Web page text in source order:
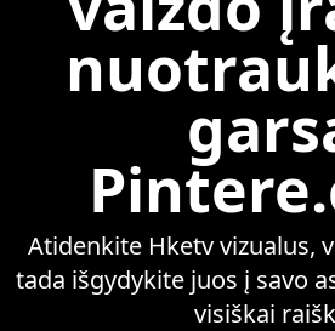
Atidenkite Hketv vizualus,
tada išgydykite juos į savo
visiškai